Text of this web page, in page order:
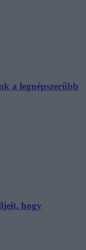
a legnépszerűbb
hogy